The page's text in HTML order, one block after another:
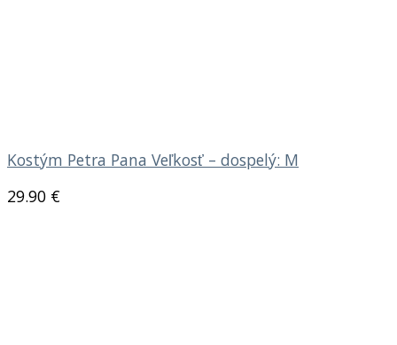
Kostým Petra Pana Veľkosť – dospelý: M
29.90 €